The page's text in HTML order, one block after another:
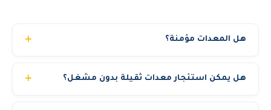
هل المعدات مؤمنة؟
فني حديثة وتخضع لمعايير السلامة OSHA. نوفر تقرير فحص مع
هل يمكن استئجار معدات ثقيلة بدون مشغل؟